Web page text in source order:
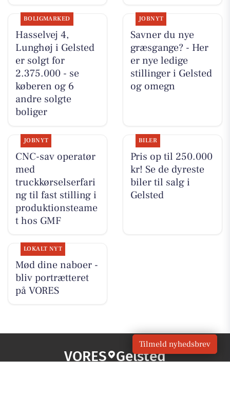
BOLIGMARKED
Hasselvej 4,
Lunghøj i Gelsted
er solgt for
2.375.000 - se
køberen og 6
andre solgte
boliger
JOBNYT
Savner du nye
græsgange? - Her
er nye ledige
stillinger i Gelsted
og omegn
JOBNYT
CNC-sav operatør
med
truckkørselserfari
ng til fast stilling i
produktionsteame
t hos GMF
BILER
Pris op til 250.000
kr! Se de dyreste
biler til salg i
Gelsted
LOKALT NYT
Mød dine naboer -
bliv portrætteret
på VORES
VORES Gelsted
Tilmeld nyhedsbrev